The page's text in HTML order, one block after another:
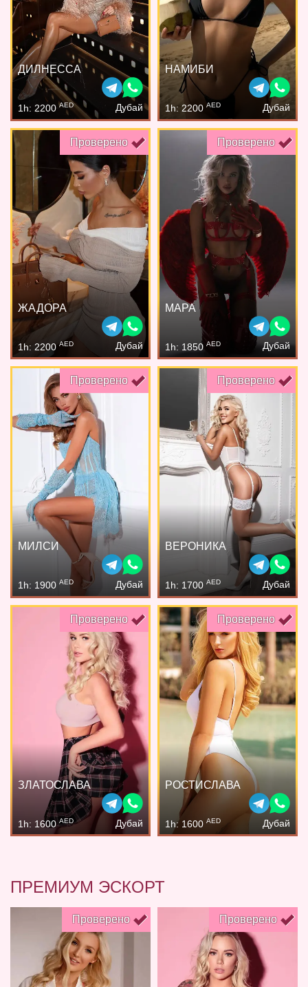
ДИЛНЕССА
1h: 2200AED Дубай
НАМИБИ
1h: 2200 AED Дубай
Проверено
ЖАДОРА
1h: 2200AED Дубай
Проверено
МАРА
1h: 1850 AED Дубай
Проверено
МИЛСИ
1h: 1900 AED Дубай
Проверено
ВЕРОНИКА
1h: 1700 AED Дубай
Проверено
ЗЛАТОСЛАВА
1h: 1600AED Дубай
Проверено
РОСТИСЛАВА
1h: 1600 AED Дубай
ПРЕМИУМ ЭСКОРТ
Проверено Проверено